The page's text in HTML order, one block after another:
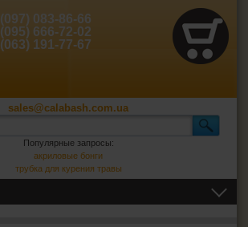
(097) 083-86-66
(095) 666-72-02
(063) 191-77-67
sales@calabash.com.ua
Популярные запросы:
акриловые бонги
трубка для курения травы